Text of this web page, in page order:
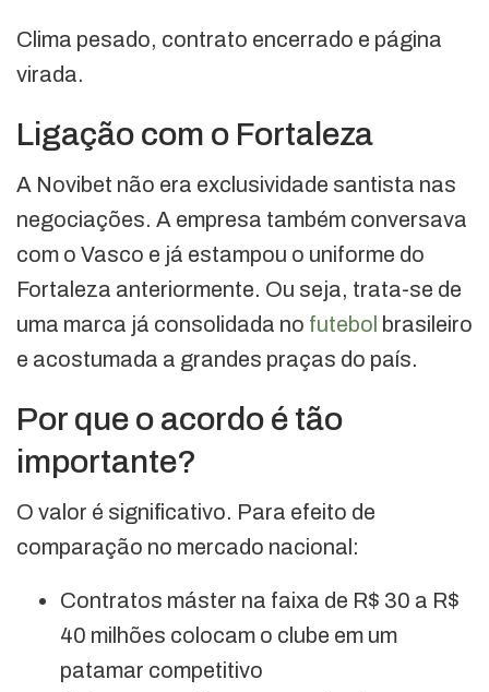
Clima pesado, contrato encerrado e página
virada.
Ligação com o Fortaleza
A Novibet não era exclusividade santista nas
negociações. A empresa também conversava
com o Vasco e já estampou o uniforme do
Fortaleza anteriormente. Ou seja, trata-se de
uma marca já consolidada no futebol brasileiro
e acostumada a grandes praças do país.
Por que o acordo é tão
importante?
O valor é significativo. Para efeito de
comparação no mercado nacional:
Contratos máster na faixa de R$ 30 a R$
40 milhões colocam o clube em um
patamar competitivo